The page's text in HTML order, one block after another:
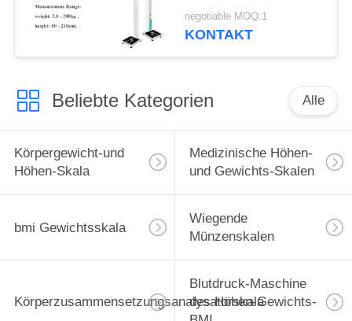
für Fitnessstudios
negotiable MOQ:1
KONTAKT
Beliebte Kategorien Alle
Körpergewicht-und
Höhen-Skala
Medizinische Höhen-
und Gewichts-Skalen
bmi Gewichtsskala
Wiegende
Münzenskalen
Körperzusammensetzungsanalysatorskala
Blutdruck-Maschine
des Höhen-Gewichts-